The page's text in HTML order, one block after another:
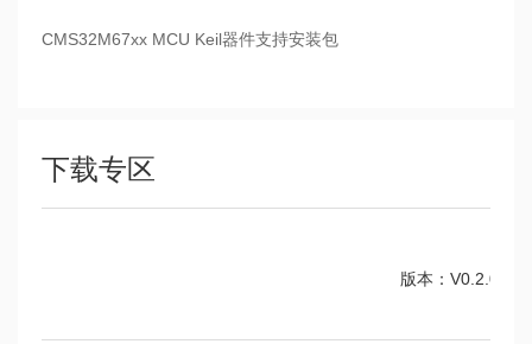
CMS32M67xx MCU Keil器件支持安装包
下载专区
版本：V0.2.0